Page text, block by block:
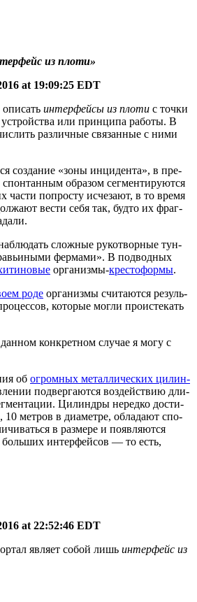
из плоти»
at 19:09:25 EDT
интер­фей­сы из пло­ти с точ­ки
или прин­ци­па рабо­ты. В
раз­лич­ные свя­зан­ные с ними
созда­ние «зоны инци­ден­та», в пре­
спон­тан­ным обра­зом сег­мен­ти­ру­ют­ся
части попро­сту исче­за­ют, в то вре­мя
вести себя так, буд­то их фраг­
слож­ные руко­твор­ные тун­
фер­ма­ми». В под­вод­ных
орга­низ­мы-кре­сто­фор­мы.
роде орга­низ­мы счи­та­ют­ся резуль­
кото­рые мог­ли про­ис­те­кать
кон­крет­ном слу­чае я могу с
об огром­ных метал­ли­че­ских цилин­
под­вер­га­ют­ся воз­дей­ствию дли­
Цилин­дры неред­ко дости­
мет­ров в диа­мет­ре, обла­да­ют спо­
в раз­ме­ре и появ­ля­ют­ся
интер­фей­сов — то есть,
at 22:52:46 EDT
явля­ет собой лишь интер­фейс из